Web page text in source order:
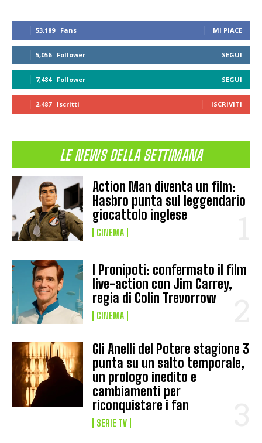
53,189 Fans MI PIACE
5,056 Follower SEGUI
7,484 Follower SEGUI
2,487 Iscritti ISCRIVITI
LE NEWS DELLA SETTIMANA
Action Man diventa un film:
Hasbro punta sul leggendario
giocattolo inglese
CINEMA
I Pronipoti: confermato il film
live-action con Jim Carrey,
regia di Colin Trevorrow
CINEMA
Gli Anelli del Potere stagione 3
punta su un salto temporale,
un prologo inedito e
cambiamenti per
riconquistare i fan
SERIE TV